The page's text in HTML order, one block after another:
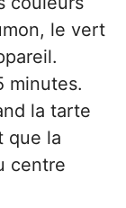
le vert
minutes.
la tarte
que la
centre